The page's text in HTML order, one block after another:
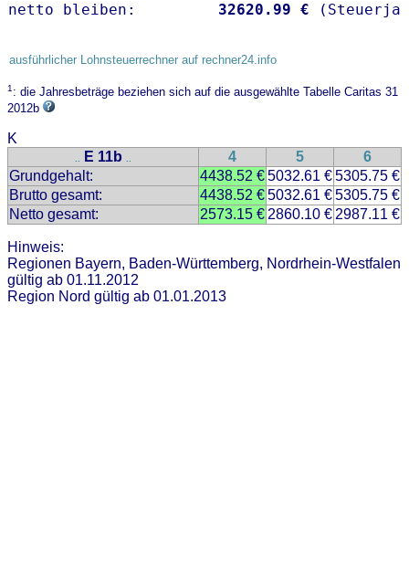
netto bleiben: 32620.99 €
ausführlicher Lohnsteuerrechner auf rechner24.info
1: die Jahresbeträge beziehen sich auf die ausgewählte Tabelle Caritas 31
2012b
K
.. E 11b .. 4 5
6
Grundgehalt:
4438.52 €5032.61 €5305.75 €
Brutto gesamt:
4438.52 €5032.61 €5305.75 €
Netto gesamt:
2573.15 € 2860.10 € 2987.11 €
Hinweis:
Regionen Bayern, Baden-Württemberg, Nordrhein-Westfalen
gültig ab 01.11.2012
Region Nord gültig ab 01.01.2013